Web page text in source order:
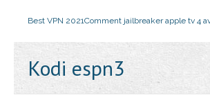
Best VPN 2021Comment jailbreaker apple tv 4
Kodi espn3